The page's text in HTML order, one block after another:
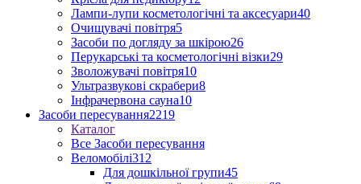
Лампи-лупи косметологічні та аксесуари40
Очищувачі повітря5
Засоби по догляду за шкірою26
Перукарські та косметологічні візки29
Зволожувачі повітря10
Ультразвукові скрабери8
Інфрачервона сауна10
Засоби пересування2219
Каталог
Все Засоби пересування
Веломобілі312
Для дошкільної групи45